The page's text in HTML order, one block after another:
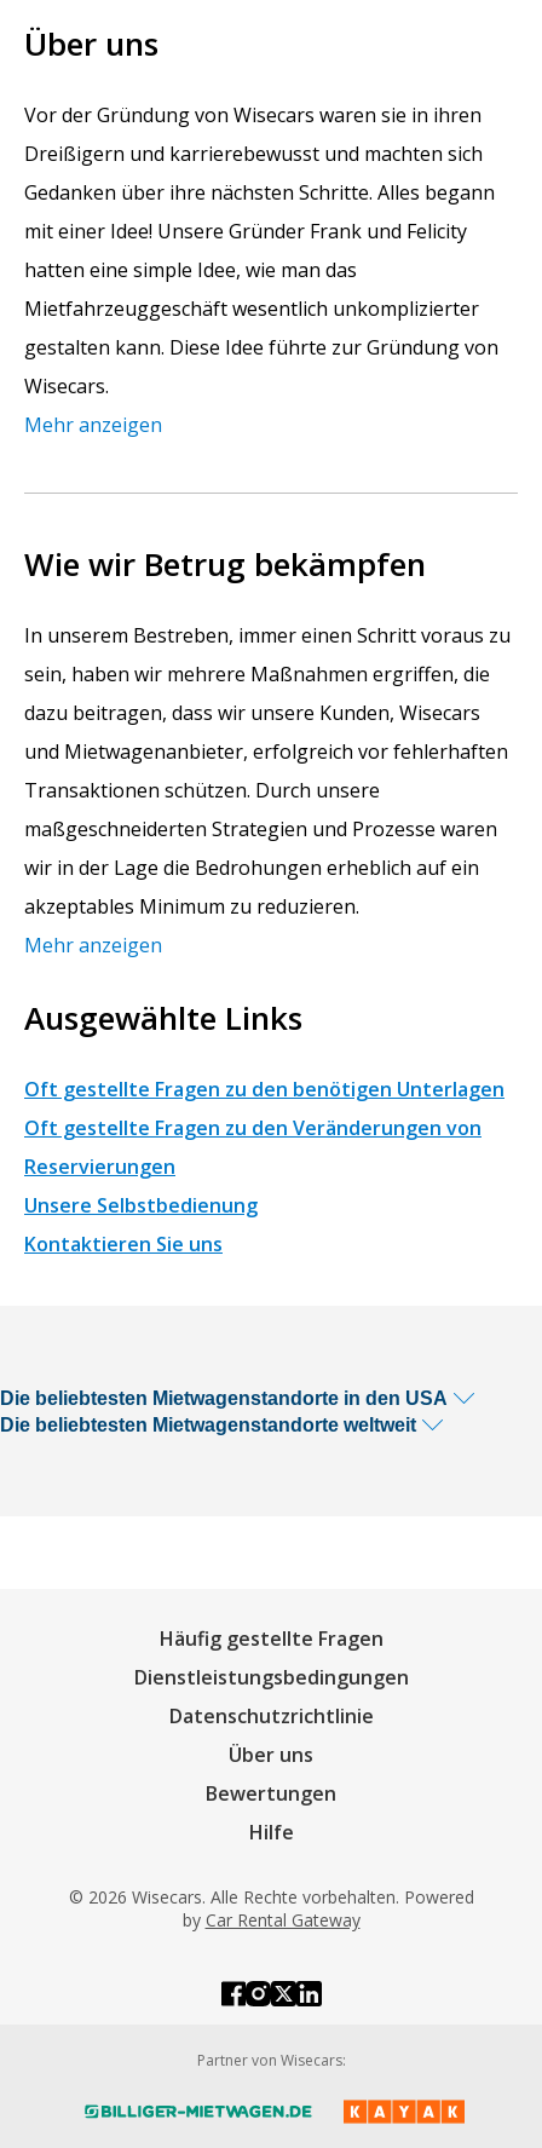
Über uns
Vor der Gründung von Wisecars waren sie in ihren
Dreißigern und karrierebewusst und machten sich
Gedanken über ihre nächsten Schritte. Alles begann
mit einer Idee! Unsere Gründer Frank und Felicity
hatten eine simple Idee, wie man das
Mietfahrzeuggeschäft wesentlich unkomplizierter
gestalten kann. Diese Idee führte zur Gründung von
Wisecars.
Mehr anzeigen
Wie wir Betrug bekämpfen
In unserem Bestreben, immer einen Schritt voraus zu
sein, haben wir mehrere Maßnahmen ergriffen, die
dazu beitragen, dass wir unsere Kunden, Wisecars
und Mietwagenanbieter, erfolgreich vor fehlerhaften
Transaktionen schützen. Durch unsere
maßgeschneiderten Strategien und Prozesse waren
wir in der Lage die Bedrohungen erheblich auf ein
akzeptables Minimum zu reduzieren.
Mehr anzeigen
Ausgewählte Links
Oft gestellte Fragen zu den benötigen Unterlagen
Oft gestellte Fragen zu den Veränderungen von
Reservierungen
Unsere Selbstbedienung
Kontaktieren Sie uns
Die beliebtesten Mietwagenstandorte in den USA
Die beliebtesten Mietwagenstandorte weltweit
Häufig gestellte Fragen
Dienstleistungsbedingungen
Datenschutzrichtlinie
Über uns
Bewertungen
Hilfe
© 2026 Wisecars. Alle Rechte vorbehalten. Powered
by Car Rental Gateway
Partner von Wisecars: